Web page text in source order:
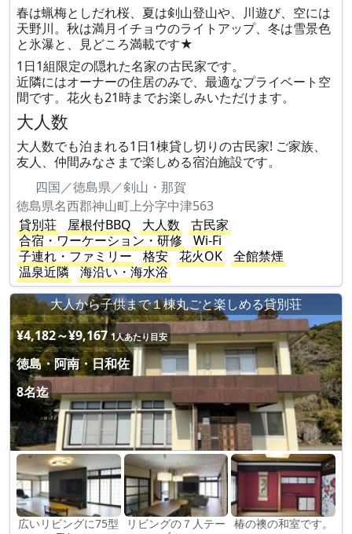
春は蝋梅としだれ桜、夏は剣山登山や、川遊び、空には
天野川。秋は満月イチョウのライトアップ、冬は雪景色
と氷瀑と、見どころ満載です★
1日1組限定の隠れた名家の古民家です。
近隣にはオーナーの住居のみで、最適なプライベート空
間です。花火も21時までお楽しみいただけます。
大人数
大人数でも泊まれる1日1棟貸し切りの古民家! ご家族、
友人、仲間みなさまで楽しめる宿泊施設です。
四国／徳島県／剣山・那賀
徳島県名西郡神山町上分字中津563
貸別荘
屋根付BBQ 大人数
古民家
合宿・ワーケーション・研修
Wi-Fi
子連れ・ファミリー
格安 花火OK
全館禁煙
温泉近隣
海沿い・海水浴
大人から子供まで１棟丸ごと楽しめる貸別荘
¥4,182～¥9,167 1人あたり目安
徳島・阿南・日和佐
8名迄
広いリビングに75型
リビングの７人テー
椿の襖の和室です。